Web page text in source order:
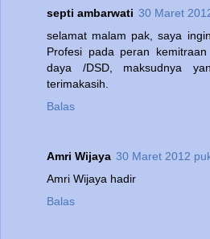
septi ambarwati 30 Maret
selamat malam pak, saya
Profesi pada peran
daya /DSD, maksudnya
terimakasih.
Balas
Amri Wijaya 30 Maret 2012
Amri Wijaya hadir
Balas